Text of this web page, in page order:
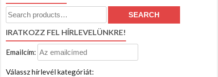
Search
for:
SEARCH
IRATKOZZ FEL HÍRLEVELÜNKRE!
Emailcím:
Válassz hírlevél kategóriát: